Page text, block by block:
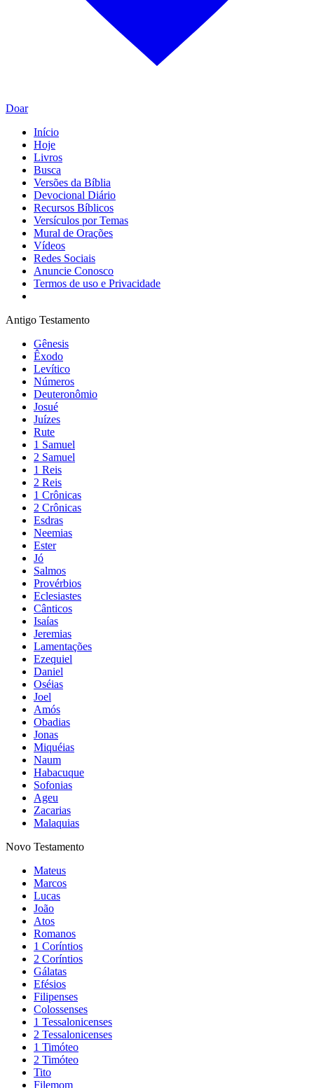
Doar
Início
Hoje
Livros
Busca
Versões da Bíblia
Devocional Diário
Recursos Bíblicos
Versículos por Temas
Mural de Orações
Vídeos
Redes Sociais
Anuncie Conosco
Termos de uso e Privacidade
Antigo Testamento
Gênesis
Êxodo
Levítico
Números
Deuteronômio
Josué
Juízes
Rute
1 Samuel
2 Samuel
1 Reis
2 Reis
1 Crônicas
2 Crônicas
Esdras
Neemias
Ester
Jó
Salmos
Provérbios
Eclesiastes
Cânticos
Isaías
Jeremias
Lamentações
Ezequiel
Daniel
Oséias
Joel
Amós
Obadias
Jonas
Miquéias
Naum
Habacuque
Sofonias
Ageu
Zacarias
Malaquias
Novo Testamento
Mateus
Marcos
Lucas
João
Atos
Romanos
1 Coríntios
2 Coríntios
Gálatas
Efésios
Filipenses
Colossenses
1 Tessalonicenses
2 Tessalonicenses
1 Timóteo
2 Timóteo
Tito
Filemom